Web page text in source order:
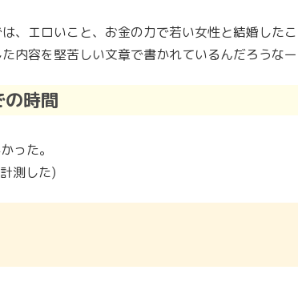
、エロいこと、お金の力で若い女性と結婚したこ
内容を堅苦しい文章で書かれているんだろうなー
の時間
った。
測した)